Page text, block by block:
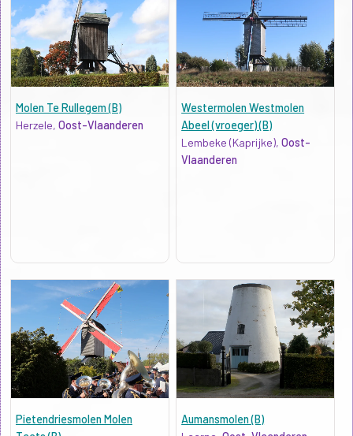
Molen Te Rullegem (B)
Herzele, Oost-Vlaanderen
Westermolen Westmolen
Abeel (vroeger) (B)
Lembeke (Kaprijke),Oost-
Vlaanderen
Pietendriesmolen Molen
Aumansmolen (B)